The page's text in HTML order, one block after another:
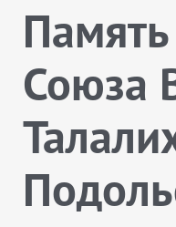
Память
Союза